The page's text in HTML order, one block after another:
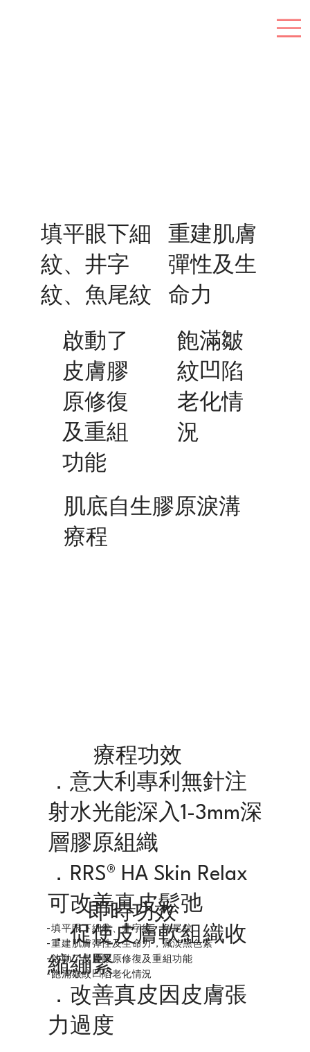
填平眼下細
紋、井字
紋、魚尾紋
重建肌膚
彈性及生
命力
啟動了
皮膚膠
原修復
及重組
功能
飽滿皺
紋凹陷
老化情
況
肌底自生膠原淚溝
療程
療程功效
．意大利專利無針注
射水光能深入1-3mm深
層膠原組織
．RRS® HA Skin Relax
可改善真皮鬆弛
．促使皮膚軟組織收
縮繃緊
．改善真皮因皮膚張
力過度
即時功效
-填平眼下細紋、井字紋、魚尾紋
-重建肌膚彈性及生命力，減淡黑色素
-啟動了皮膚膠原修復及重組功能
-飽滿皺紋凹陷老化情況